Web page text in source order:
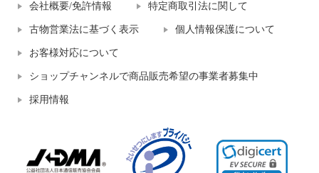
会社概要/免許情報 特定商取引法に関して
古物営業法に基づく表示 個人情報保護について
お客様対応について
ショップチャンネルで商品販売希望の事業者募集中
採用情報